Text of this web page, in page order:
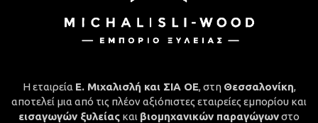
Η εταιρεία Ε. Μιχαλισλή και ΣΙΑ ΟΕ, στη Θεσσαλονίκη,
αποτελεί μια από τις πλέον αξιόπιστες εταιρείες εμπορίου και
εισαγωγών ξυλείας και βιομηχανικών παραγώγωνστο